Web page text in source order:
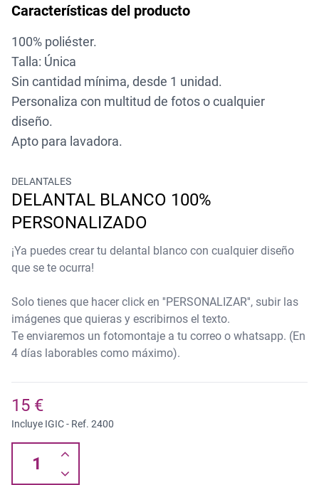
Características del producto
100% poliéster.
Talla: Única
Sin cantidad mínima, desde 1 unidad.
Personaliza con multitud de fotos o cualquier
diseño.
Apto para lavadora.
DELANTALES
DELANTAL BLANCO 100%
PERSONALIZADO
¡Ya puedes crear tu delantal blanco con cualquier diseño
que se te ocurra!
Solo tienes que hacer click en ''PERSONALIZAR'', subir las
imágenes que quieras y escribirnos el texto.
Te enviaremos un fotomontaje a tu correo o whatsapp. (En
4 días laborables como máximo).
15 €
Incluye IGIC - Ref. 2400